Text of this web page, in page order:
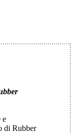
e
di Rubber